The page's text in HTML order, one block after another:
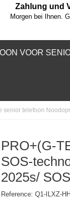
Zahlung und
Morgen bei Ihnen.
VOOR
telefoon
PRO+(G-
SOS-
2025s/
Reference: Q1-ILXZ-